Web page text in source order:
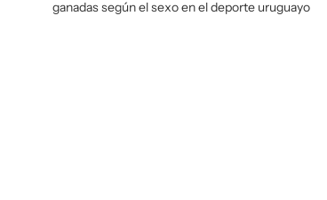
ganadas según el sexo en el deporte uruguayo